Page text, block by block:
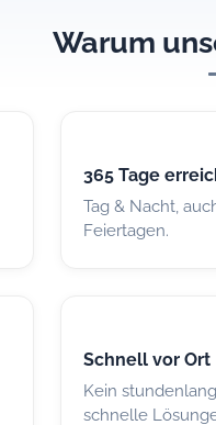
Warum
365 Tage
Tag & Nacht,
Feiertagen.
Schnell vor Ort
Kein
schnelle